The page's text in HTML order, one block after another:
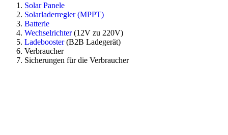
Solar Panele
Solarladerregler (MPPT)
Batterie
Wechselrichter(12V zu 220V)
Ladebooster(B2B Ladegerät)
Verbraucher
Sicherungen für die Verbraucher